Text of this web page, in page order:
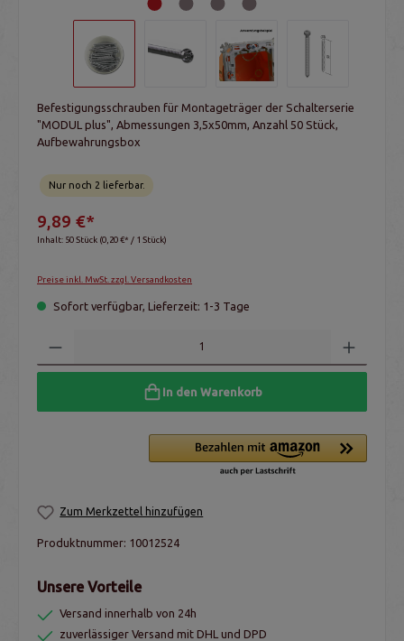
Befestigungsschrauben für Montageträger der Schalterserie
"MODUL plus", Abmessungen 3,5x50mm, Anzahl 50 Stück,
Aufbewahrungsbox
Nur noch 2 lieferbar.
9,89 €*
Inhalt: 50 Stück (0,20 €* / 1 Stück)
Preise inkl. MwSt. zzgl. Versandkosten
Sofort verfügbar, Lieferzeit: 1-3 Tage
In den Warenkorb
Zum Merkzettel hinzufügen
Produktnummer: 10012524
Unsere Vorteile
Versand innerhalb von 24h
zuverlässiger Versand mit DHL und DPD